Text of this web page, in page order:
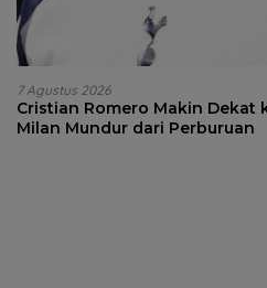
7 Agustus 2026
Cristian Romero Makin Dekat
Milan Mundur dari Perburuan